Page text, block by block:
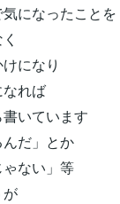
になったことを
になり
れば
いています
んだ」とか
ゃない」等
が